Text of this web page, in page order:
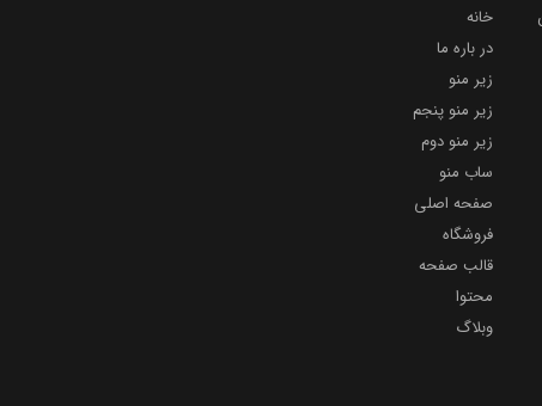
خانه
در باره ما
زیر منو
زیر منو پنجم
زیر منو دوم
ساب منو
صفحه اصلی
فروشگاه
قالب صفحه
محتوا
وبلاگ